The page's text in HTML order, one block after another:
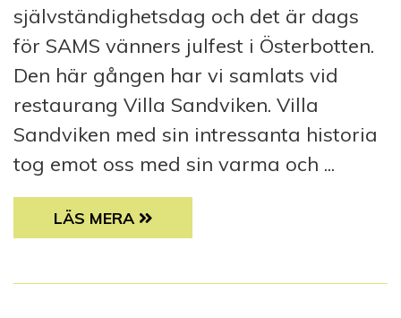
självständighetsdag och det är dags
för SAMS vänners julfest i Österbotten.
Den här gången har vi samlats vid
restaurang Villa Sandviken. Villa
Sandviken med sin intressanta historia
tog emot oss med sin varma och ...
JULFEST FÖR SAMS VÄNNER I VASA
LÄS MERA